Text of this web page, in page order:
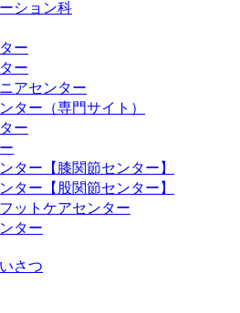
ション科
ー
ー
アセンター
ター（専門サイト）
ー
ター【膝関節センター】
ター【股関節センター】
ットケアセンター
ター
さつ